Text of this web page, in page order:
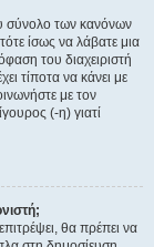
σύνολο των κανόνων
ίσως να λάβατε μια
του διαχειριστή
τίποτα να κάνει με
με τον
(-η) γιατί
θα πρέπει να